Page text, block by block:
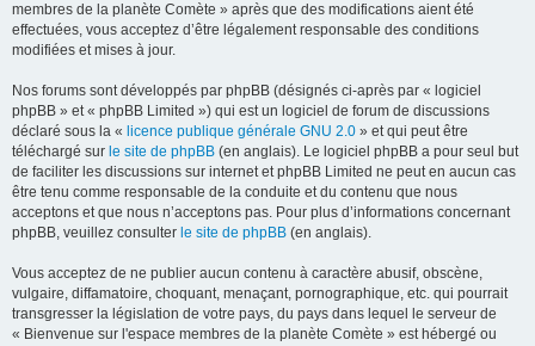
membres de la planète Comète » après que des modifications aient été
effectuées, vous acceptez d’être légalement responsable des conditions
modifiées et mises à jour.
Nos forums sont développés par phpBB (désignés ci-après par « logiciel
phpBB » et « phpBB Limited ») qui est un logiciel de forum de discussions
déclaré sous la « licence publique générale GNU 2.0 » et qui peut être
téléchargé sur le site de phpBB (en anglais). Le logiciel phpBB a pour seul but
de faciliter les discussions sur internet et phpBB Limited ne peut en aucun cas
être tenu comme responsable de la conduite et du contenu que nous
acceptons et que nous n’acceptons pas. Pour plus d’informations concernant
phpBB, veuillez consulter le site de phpBB (en anglais).
Vous acceptez de ne publier aucun contenu à caractère abusif, obscène,
vulgaire, diffamatoire, choquant, menaçant, pornographique, etc. qui pourrait
transgresser la législation de votre pays, du pays dans lequel le serveur de
« Bienvenue sur l'espace membres de la planète Comète » est hébergé ou